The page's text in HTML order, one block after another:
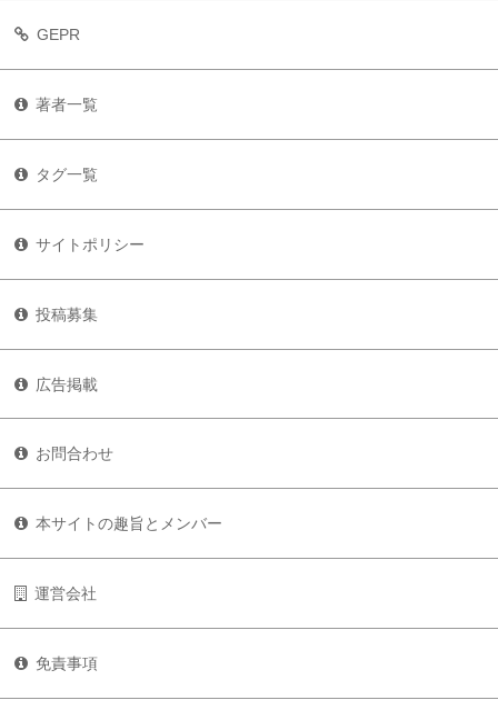
GEPR
著者一覧
タグ一覧
サイトポリシー
投稿募集
広告掲載
お問合わせ
本サイトの趣旨とメンバー
運営会社
免責事項